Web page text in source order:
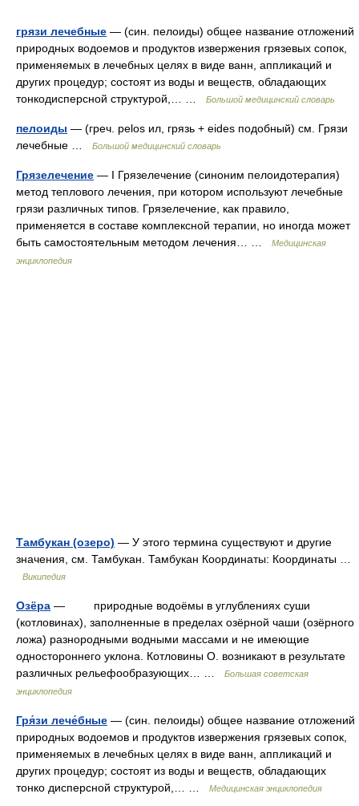
грязи лечебные — (син. пелоиды) общее название отложений
природных водоемов и продуктов извержения грязевых сопок,
применяемых в лечебных целях в виде ванн, аппликаций и
других процедур; состоят из воды и веществ, обладающих
тонкодисперсной структурой,… …
Большой медицинский словарь
пелоиды — (греч. pelos ил, грязь + eides подобный) см. Грязи
лечебные …
Большой медицинский словарь
Грязелечение — I Грязелечение (синоним пелоидотерапия)
метод теплового лечения, при котором используют лечебные
грязи различных типов. Грязелечение, как правило,
применяется в составе комплексной терапии, но иногда может
быть самостоятельным методом лечения… …
Медицинская
энциклопедия
Тамбукан (озеро) — У этого термина существуют и другие
значения, см. Тамбукан. Тамбукан Координаты: Координаты …
Википедия
Озёра — природные водоёмы в углублениях суши
(котловинах), заполненные в пределах озёрной чаши (озёрного
ложа) разнородными водными массами и не имеющие
одностороннего уклона. Котловины О. возникают в результате
различных рельефообразующих… …
Большая советская
энциклопедия
Гря́зи лече́бные — (син. пелоиды) общее название отложений
природных водоемов и продуктов извержения грязевых сопок,
применяемых в лечебных целях в виде ванн, аппликаций и
других процедур; состоят из воды и веществ, обладающих
тонко дисперсной структурой,… …
Медицинская энциклопедия